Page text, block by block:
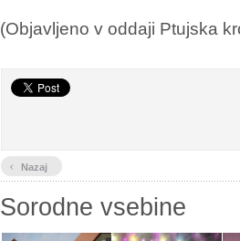
(Objavljeno v oddaji Ptujska
‹ Nazaj
Sorodne vsebine